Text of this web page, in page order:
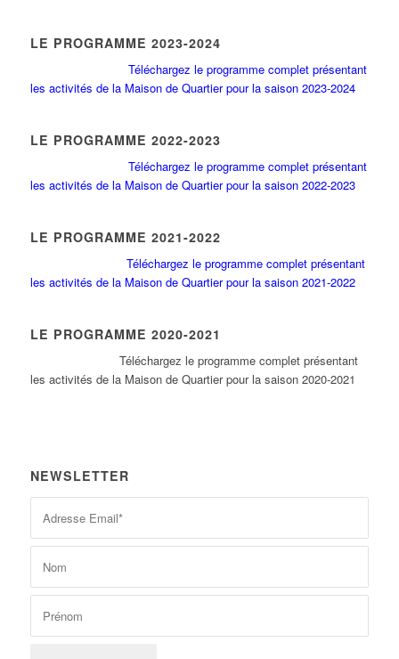
LE PROGRAMME 2023-2024
Téléchargez le programme complet présentant
les activités de la Maison de Quartier pour la saison 2023-2024
LE PROGRAMME 2022-2023
Téléchargez le programme complet présentant
les activités de la Maison de Quartier pour la saison 2022-2023
LE PROGRAMME 2021-2022
Téléchargez le programme complet présentant
les activités de la Maison de Quartier pour la saison 2021-2022
LE PROGRAMME 2020-2021
Téléchargez le programme complet présentant
les activités de la Maison de Quartier pour la saison 2020-2021
NEWSLETTER